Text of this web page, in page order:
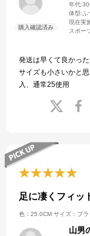
年代:
体型:ふ
現在実
スポー
発送は早くて良かった
サイズも小さいかと
入、通常25使用
足に凄くフィッ
色：25.0CM サイズ：ブ
山男